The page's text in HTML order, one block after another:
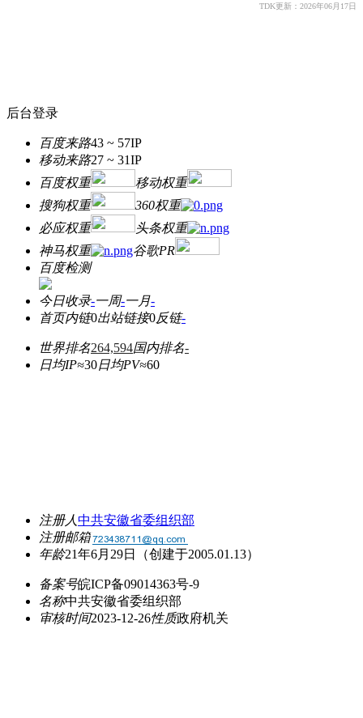
TDK更新：2026年06月17日
后台登录
百度来路43 ~ 57IP
移动来路27 ~ 31IP
百度权重
移动权重
搜狗权重
360权重
必应权重
头条权重
神马权重
谷歌PR
百度检测
今日收录-一周-一月-
首页内链0出站链接0反链-
世界排名264,594国内排名-
日均IP≈30日均PV≈60
注册人中共安徽省委组织部
注册邮箱
年龄21年6月29日 （创建于2005.01.13）
备案号皖ICP备09014363号-9
名称中共安徽省委组织部
审核时间2023-12-26性质政府机关